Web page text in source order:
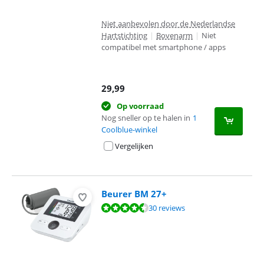
Niet aanbevolen door de Nederlandse
Hartstichting | Bovenarm | Niet
compatibel met smartphone / apps
29,99
Op voorraad
Nog sneller op te halen in 1
Coolblue-winkel
Vergelijken
Beurer BM 27+
Beoordeling is 8,6 van de 10, gebaseerd op 30 reviews.
30 reviews